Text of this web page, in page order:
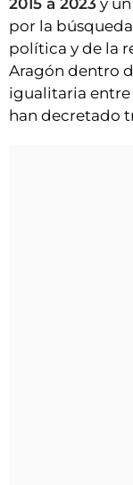
2015 a 2023 y
por la
política y de la
Aragón dentro
igualitaria entre
han decretado